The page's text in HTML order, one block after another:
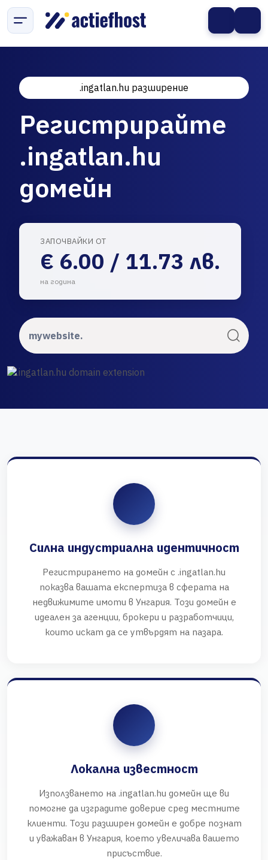
.ingatlan.hu разширение
Регистрирайте
.ingatlan.hu
домейн
ЗАПОЧВАЙКИ ОТ
€ 6.00 / 11.73 лв.
на година
Силна индустриална идентичност
Регистрирането на домейн с .ingatlan.hu
показва вашата експертиза в сферата на
недвижимите имоти в Унгария. Този домейн е
идеален за агенции, брокери и разработчици,
които искат да се утвърдят на пазара.
Локална известност
Използването на .ingatlan.hu домейн ще ви
помогне да изградите доверие сред местните
клиенти. Този разширен домейн е добре познат
и уважаван в Унгария, което увеличава вашето
присъствие.